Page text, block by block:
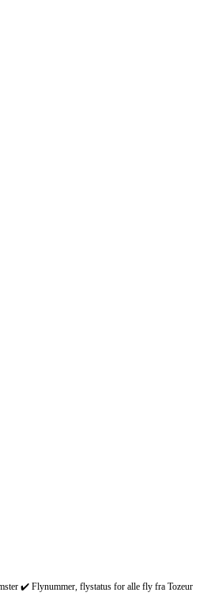
✔️ Flynummer, flystatus for alle fly fra Tozeur